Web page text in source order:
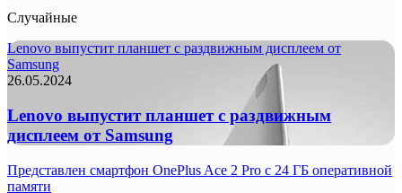
Случайные
Lenovo выпустит планшет с раздвижным дисплеем от
Samsung
26.05.2024
Lenovo выпустит планшет с раздвижным
дисплеем от Samsung
Представлен смартфон OnePlus Ace 2 Pro с 24 ГБ оперативной
памяти